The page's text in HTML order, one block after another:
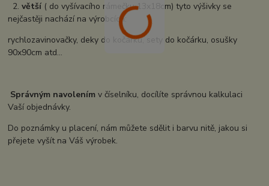
2.větší ( do vyšívacího rámečku 13x18cm) tyto výšivky se
nejčastěji nachází na výrobcích:
rychlozavinovačky, deky do kočárku, sety do kočárku, osušky
90x90cm atd...
Správným navolením v číselníku, docílíte správnou kalkulaci
Vaší objednávky.
Do poznámky u placení, nám můžete sdělit i barvu nitě, jakou si
přejete vyšít na Váš výrobek.